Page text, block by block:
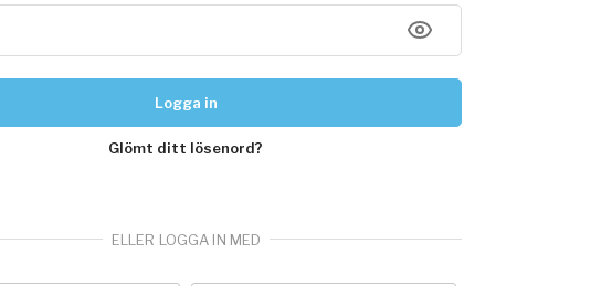
Logga in
Glömt ditt lösenord?
ELLER LOGGA IN MED